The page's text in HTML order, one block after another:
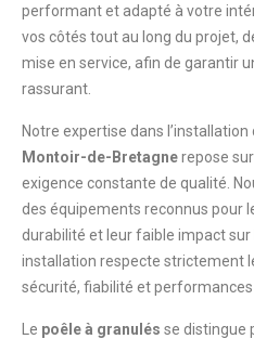
performant et adapté à votre
vos côtés tout au long du projet,
mise en service, afin de garantir
rassurant.
Notre expertise dans l’installation
Montoir-de-Bretagnerepose
exigence constante de qualité.
des équipements reconnus pour
durabilité et leur faible impact sur
installation respecte strictement
sécurité, fiabilité et performances
Le poêle à granulés se distingue